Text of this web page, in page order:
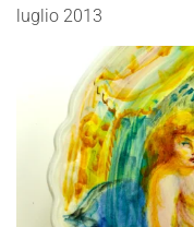
luglio 2013